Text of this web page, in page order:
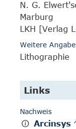
N. G.
Marburg
LKH [Verlag
Weitere
Lithographie
Links
Nachweis
Arcinsys